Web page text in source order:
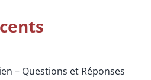
– Questions et Réponses